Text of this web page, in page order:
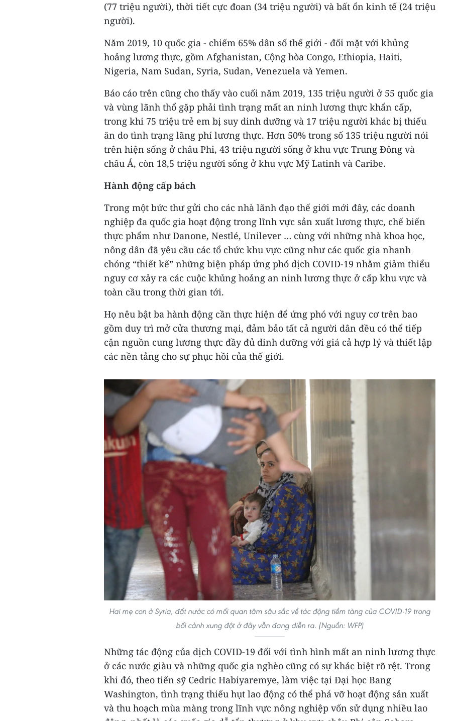
(77 triệu người), thời tiết cực đoan (34 triệu người) và bất ổn kinh tế (24 triệu
người).
Năm 2019, 10 quốc gia - chiếm 65% dân số thế giới - đối mặt với khủng
hoảng lương thực, gồm Afghanistan, Cộng hòa Congo, Ethiopia, Haiti,
Nigeria, Nam Sudan, Syria, Sudan, Venezuela và Yemen.
Báo cáo trên cũng cho thấy vào cuối năm 2019, 135 triệu người ở 55 quốc gia
và vùng lãnh thổ gặp phải tình trạng mất an ninh lương thực khẩn cấp,
trong khi 75 triệu trẻ em bị suy dinh dưỡng và 17 triệu người khác bị thiếu
ăn do tình trạng lãng phí lương thực. Hơn 50% trong số 135 triệu người nói
trên hiện sống ở châu Phi, 43 triệu người sống ở khu vực Trung Đông và
châu Á, còn 18,5 triệu người sống ở khu vực Mỹ Latinh và Caribe.
Hành động cấp bách
Trong một bức thư gửi cho các nhà lãnh đạo thế giới mới đây, các doanh
nghiệp đa quốc gia hoạt động trong lĩnh vực sản xuất lương thực, chế biến
thực phẩm như Danone, Nestlé, Unilever … cùng với những nhà khoa học,
nông dân đã yêu cầu các tổ chức khu vực cũng như các quốc gia nhanh
chóng “thiết kế” những biện pháp ứng phó dịch COVID-19 nhằm giảm thiểu
nguy cơ xảy ra các cuộc khủng hoảng an ninh lương thực ở cấp khu vực và
toàn cầu trong thời gian tới.
Họ nêu bật ba hành động cần thực hiện để ứng phó với nguy cơ trên bao
gồm duy trì mở cửa thương mại, đảm bảo tất cả người dân đều có thể tiếp
cận nguồn cung lương thực đầy đủ dinh dưỡng với giá cả hợp lý và thiết lập
các nền tảng cho sự phục hồi của thế giới.
Hai mẹ con ở Syria, đất nước có mối quan tâm sâu sắc về tác động tiềm tàng của COVID-19 trong
bối cảnh xung đột ở đây vẫn đang diễn ra. (Nguồn: WFP)
Những tác động của dịch COVID-19 đối với tình hình mất an ninh lương thực
ở các nước giàu và những quốc gia nghèo cũng có sự khác biệt rõ rệt. Trong
khi đó, theo tiến sỹ Cedric Habiyaremye, làm việc tại Đại học Bang
Washington, tình trạng thiếu hụt lao động có thể phá vỡ hoạt động sản xuất
và thu hoạch mùa màng trong lĩnh vực nông nghiệp vốn sử dụng nhiều lao